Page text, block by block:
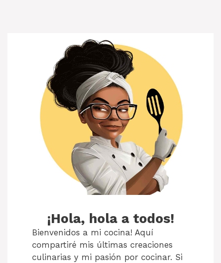
¡Hola, hola a todos!
Bienvenidos a mi cocina! Aquí
compartiré mis últimas creaciones
culinarias y mi pasión por cocinar. Si